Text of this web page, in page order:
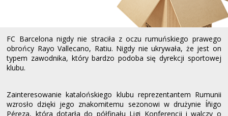
FC Barcelona nigdy nie straciła z oczu rumuńskiego prawego
obrońcy Rayo Vallecano, Ratiu. Nigdy nie ukrywała, że ​​jest on
typem zawodnika, który bardzo podoba się dyrekcji sportowej
klubu.
Zainteresowanie katalońskiego klubu reprezentantem Rumunii
wzrosło dzięki jego znakomitemu sezonowi w drużynie Íñigo
Péreza, która dotarła do półfinału Ligi Konferencji i walczy o